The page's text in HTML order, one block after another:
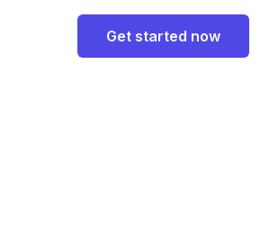
Get started now